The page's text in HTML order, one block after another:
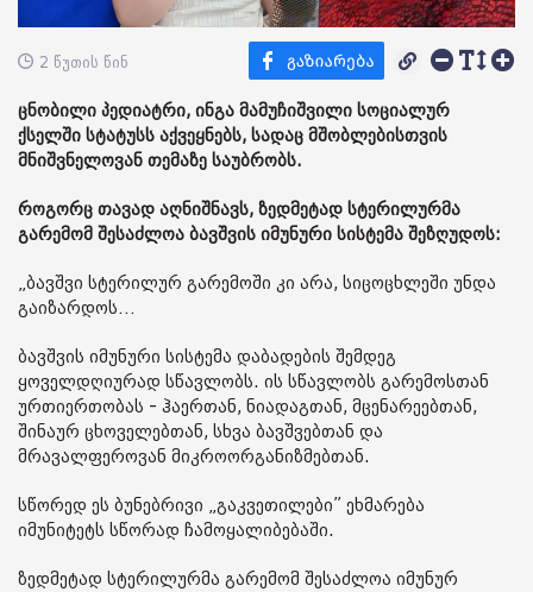
2 წუთის წინ
ცნობილი პედიატრი, ინგა მამუჩიშვილი სოციალურ
ქსელში სტატუსს აქვეყნებს, სადაც მშობლებისთვის
მნიშვნელოვან თემაზე საუბრობს.
როგორც თავად აღნიშნავს, ზედმეტად სტერილურმა
გარემომ შესაძლოა ბავშვის იმუნური სისტემა შეზღუდოს:
„ბავშვი სტერილურ გარემოში კი არა, სიცოცხლეში უნდა
გაიზარდოს…
ბავშვის იმუნური სისტემა დაბადების შემდეგ
ყოველდღიურად სწავლობს. ის სწავლობს გარემოსთან
ურთიერთობას - ჰაერთან, ნიადაგთან, მცენარეებთან,
შინაურ ცხოველებთან, სხვა ბავშვებთან და
მრავალფეროვან მიკროორგანიზმებთან.
სწორედ ეს ბუნებრივი „გაკვეთილები” ეხმარება
იმუნიტეტს სწორად ჩამოყალიბებაში.
ზედმეტად სტერილურმა გარემომ შესაძლოა იმუნურ